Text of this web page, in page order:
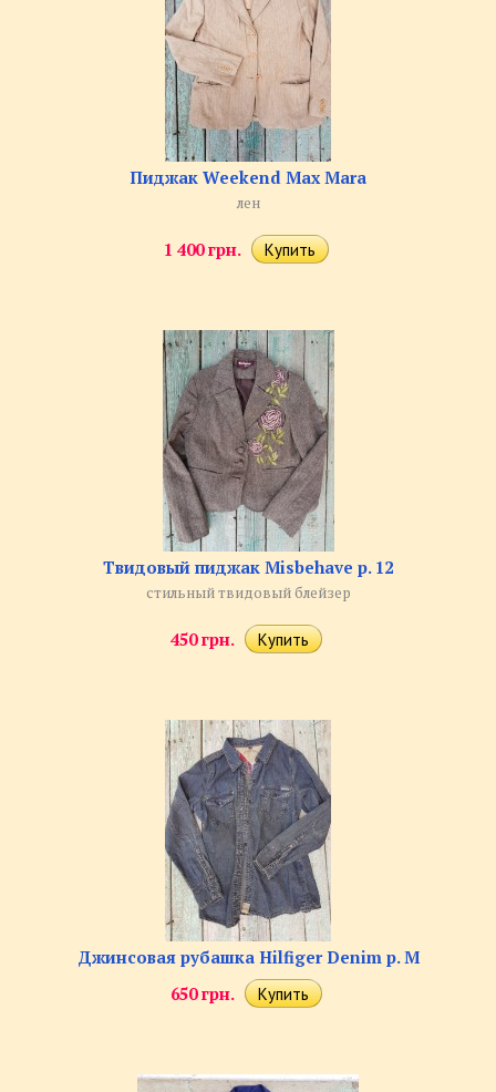
Пиджак Weekend Max Mara
лен
1 400 грн.
Твидовый пиджак Misbehave р. 12
стильный твидовый блейзер
450 грн.
Джинсовая рубашка Hilfiger Denim р. M
650 грн.